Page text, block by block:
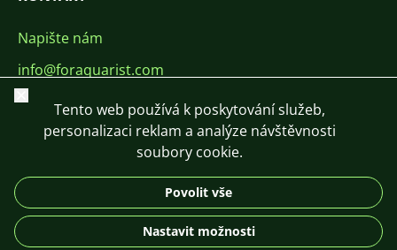
Napište nám
info@foraquarist.com
+420 603 449 602
DE
© 2026 For Aquarist
Zavřít
Tento web používá k poskytování služeb,
personalizaci reklam a analýze návštěvnosti
soubory cookie.
Povolit vše
Nastavit možnosti